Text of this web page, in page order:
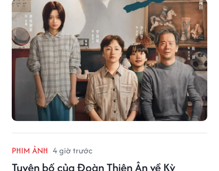
PHIM ẢNH 4 giờ trước
Tuyên bố của Đoàn Thiên Ân về Kỳ